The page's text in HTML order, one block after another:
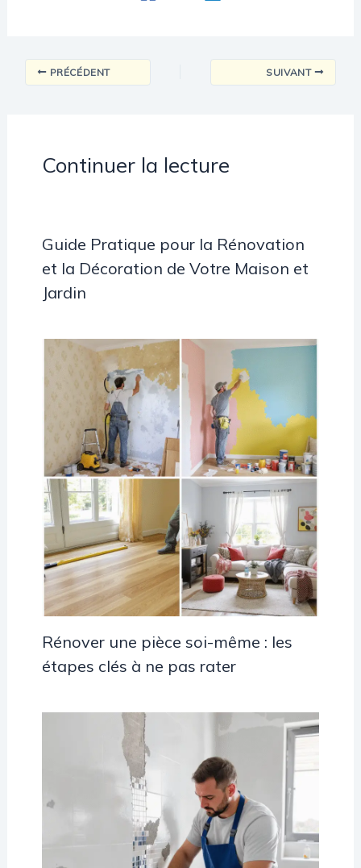
PRÉCÉDENT SUIVANT
Continuer la lecture
Guide Pratique pour la Rénovation
et la Décoration de Votre Maison et
Jardin
Rénover une pièce soi-même : les
étapes clés à ne pas rater